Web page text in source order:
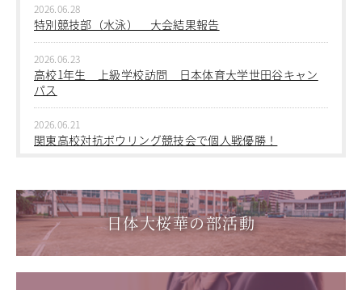
その他
在校生の方
新型コロナウイルス感染症罹患証明書
インフルエンザ罹患証明書
卒業生の方
Youtube公式チャンネル
寄付金のお願い
在校生の方
2026.06.09
中学１年生 校外学習
2026.06.09
中学１年 校外学習
2026.03.05
第三回桜華中学校あいさつ＋ひと言運動
2025.08.22
第55回全国中学校バスケットボール大会 サンアリーナせ
んだいin鹿児島
2026.06.28
特別競技部（水泳） 大会結果報告
2026.06.23
高校1年生 上級学校訪問 日本体育大学世田谷キャン
パス
2026.06.21
関東高校対抗ボウリング競技会で個人戦優勝！
1学年総合スポーツコース キャンプ実習を実施しまし
た
2026.06.05
「日本選手権水泳競技大会」に出場しました。
日体大桜華の部活動